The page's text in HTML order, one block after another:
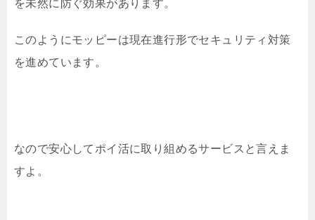
を未然に防ぐ効果があります。
このようにモッピーは現在進行形でセキュリティ対策
を進めています。
なので安心してポイ活に取り組めるサービスと言えま
すよ。